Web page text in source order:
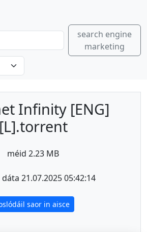
search engine
marketing
Infinity [ENG]
[L].torrent
méid 2.23 MB
21.07.2025 05:42:14
saor in aisce